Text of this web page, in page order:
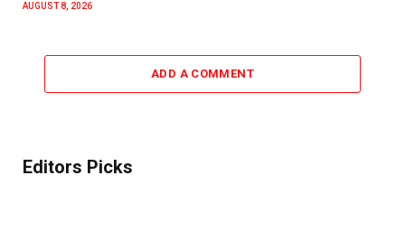
AUGUST 8, 2026
ADD A COMMENT
Editors Picks